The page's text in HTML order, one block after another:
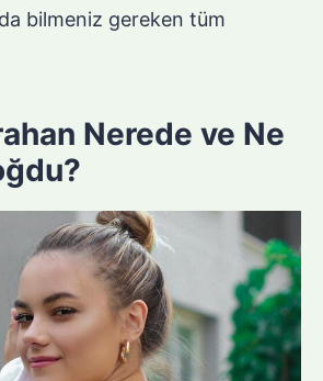
bilmeniz gereken tüm
Nerede ve Ne